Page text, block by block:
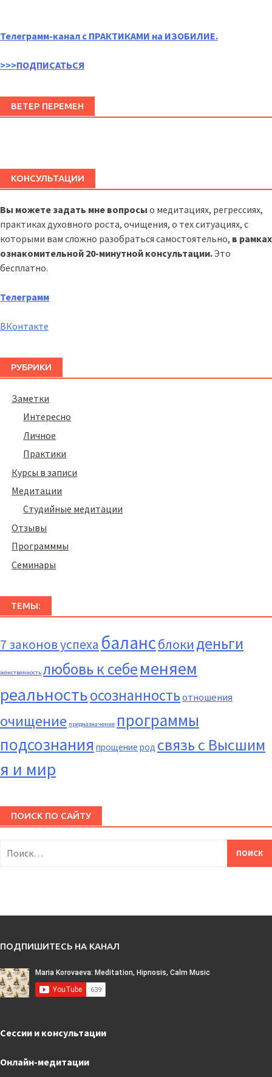
Телеграмм-канал с ПРАКТИКАМИ на ИЗОБИЛИЕ.
>>>ПОДПИСАТЬСЯ
ВЕТЕР ПЕРЕМЕН
КОНСУЛЬТАЦИИ
Вы можете задать мне вопросы о медитациях, регрессиях,
практиках духовного роста, очищения, о тех ситуациях, с
которыми вам сложно разобраться самостоятельно, в рамках
ознакомительной 20-минутной консультации.Это
бесплатно.
Телеграмм
ВКонтакте
РУБРИКИ
Заметки
Интересно
Личное
Практики
Курсы в записи
Медитации
Студийные медитации
Отзывы
Программмы
Семинары
ТЕМЫ:
7 законов успеха балансблоки деньги
женственность любовь к себеменяем
реальностьосознанностьотношения
очищение предназначение программы
подсознания прощение род связь с Высшим
я и мир
ПОИСК ПО САЙТУ
ПОДПИШИТЕСЬ НА КАНАЛ
Сессии и консультации
Онлайн-медитации